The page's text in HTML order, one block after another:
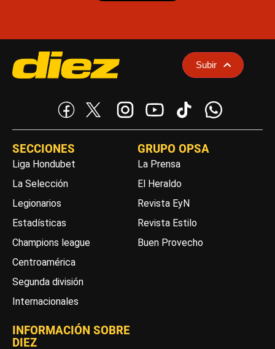
Subir
SECCIONES
Liga Hondubet
La Selección
Legionarios
Estadísticas
Champions league
Centroamérica
Segunda división
Internacionales
GRUPO OPSA
La Prensa
El Heraldo
Revista EyN
Revista Estilo
Buen Provecho
INFORMACIÓN SOBRE
DIEZ